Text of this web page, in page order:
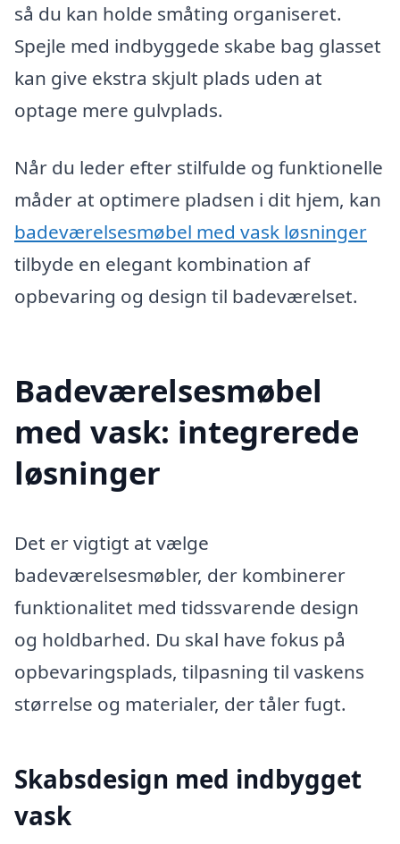
så du kan holde småting organiseret.
Spejle med indbyggede skabe bag glasset
kan give ekstra skjult plads uden at
optage mere gulvplads.
Når du leder efter stilfulde og funktionelle
måder at optimere pladsen i dit hjem, kan
badeværelsesmøbel med vask løsninger
tilbyde en elegant kombination af
opbevaring og design til badeværelset.
Badeværelsesmøbel
med vask: integrerede
løsninger
Det er vigtigt at vælge
badeværelsesmøbler, der kombinerer
funktionalitet med tidssvarende design
og holdbarhed. Du skal have fokus på
opbevaringsplads, tilpasning til vaskens
størrelse og materialer, der tåler fugt.
Skabsdesign med indbygget
vask